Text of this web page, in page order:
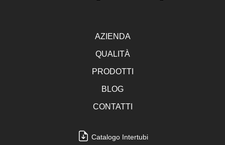
AZIENDA
QUALITÀ
PRODOTTI
BLOG
CONTATTI
Catalogo Intertubi